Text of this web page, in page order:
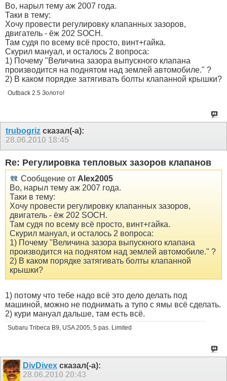
Во, нарыл тему аж 2007 года.
Таки в тему:
Хочу провести регулировку клапанных зазоров,
двигатель - ёж 202 SOCH.
Там судя по всему всё просто, винт+гайка.
Скурил мануал, и осталось 2 вопроса:
1) Почему "Величина зазора выпускного клапана
производится на поднятом над землей автомобиле." ?
2) В каком порядке затягивать болты клапанной крышки?
Outback 2.5 Золото!
trubogriz сказал(-а):
28.06.2010 18:45
Re: Регулировка тепловых зазоров клапанов
Сообщение от Alex2005
Во, нарыл тему аж 2007 года.
Таки в тему:
Хочу провести регулировку клапанных зазоров,
двигатель - ёж 202 SOCH.
Там судя по всему всё просто, винт+гайка.
Скурил мануал, и осталось 2 вопроса:
1) Почему "Величина зазора выпускного клапана
производится на поднятом над землей автомобиле." ?
2) В каком порядке затягивать болты клапанной
крышки?
1) потому что тебе надо всё это дело делать под
машиной, можно не поднимать а тупо с ямы всё сделать.
2) кури мануал дальше, там есть всё.
Subaru Tribeca B9, USA 2005, 5 pas. Limited
DivDivex сказал(-а):
28.06.201020:43